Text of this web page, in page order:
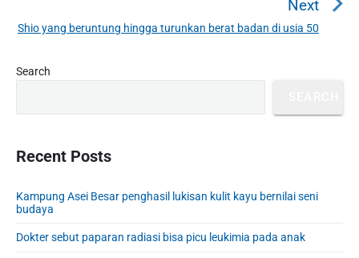
v
g
t
o
v
u
s
:
Next
N
Shio yang beruntung hingga turunkan berat badan di usia 50
P
m
r
i
e
Search
Recent Posts
Kampung Asei Besar penghasil lukisan kulit kayu bernilai seni
budaya
Dokter sebut paparan radiasi bisa picu leukimia pada anak